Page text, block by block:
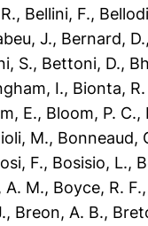
, Bellini, F.,
J., Bernard, D.
S., Bettoni, D.,
I., Bionta,
E., Bloom, P. C.,
M., Bonneaud,
F., Bosisio, L.,
A. M., Boyce, R. F.
, Breon, A. B.,